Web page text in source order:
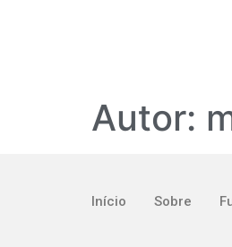
Autor:
Início Sobre